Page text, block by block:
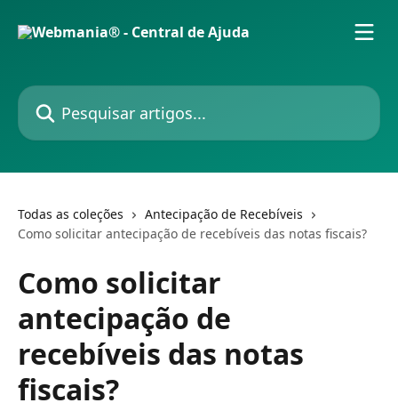
Pesquisar artigos...
Todas as coleções
Antecipação de Recebíveis
Como solicitar antecipação de recebíveis das notas fiscais?
Como solicitar
antecipação de
recebíveis das notas
fiscais?